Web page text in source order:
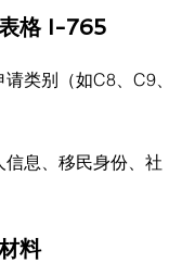
格 I-765
类别（如C8、C9、
信息、移民身份、社
料